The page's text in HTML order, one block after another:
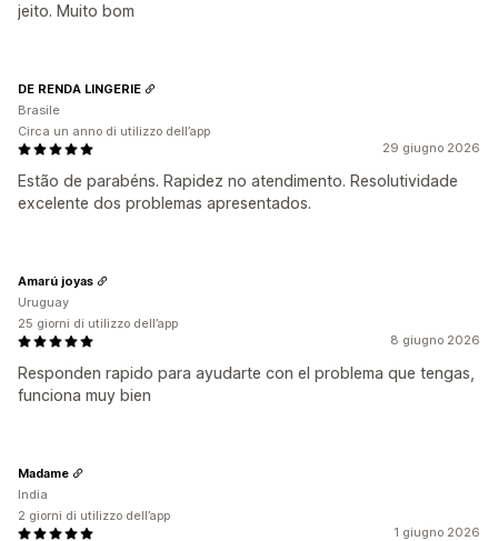
jeito. Muito bom
29 giugno 2026
Estão de parabéns. Rapidez no atendimento. Resolutividade
excelente dos problemas apresentados.
DE RENDA LINGERIE
Brasile
Circa un anno di utilizzo dell’app
8 giugno 2026
Responden rapido para ayudarte con el problema que tengas,
funciona muy bien
Amarú joyas
Uruguay
25 giorni di utilizzo dell’app
1 giugno 2026
Madame
India
2 giorni di utilizzo dell’app